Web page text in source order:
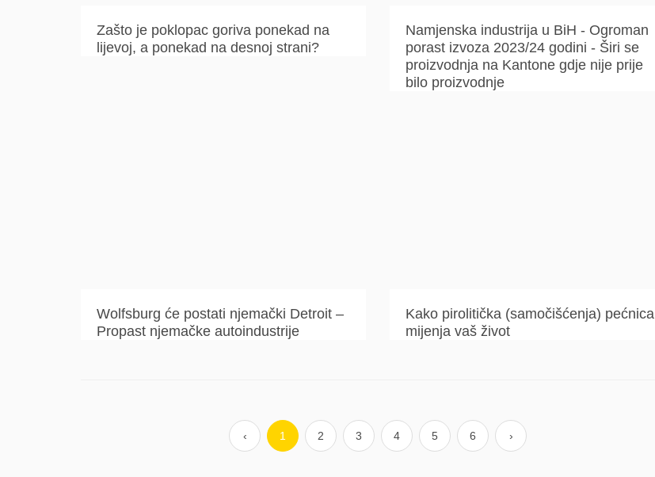
Zašto je poklopac goriva ponekad na
lijevoj, a ponekad na desnoj strani?
Namjenska industrija u BiH - Ogroman
porast izvoza 2023/24 godini - Širi se
proizvodnja na Kantone gdje nije prije
bilo proizvodnje
Wolfsburg će postati njemački Detroit –
Propast njemačke autoindustrije
Kako pirolitička (samočišćenja) pećnica
mijenja vaš život
‹ 1 2 3 4 5 6 ›